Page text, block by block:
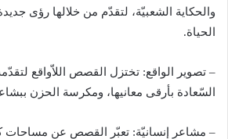
والحكاية الشعبيّة، لتقدّم من خلالها رؤى
الحياة.
– تصوير الواقع: تختزل القصص اللاّواقع
السّعادة بأرقى معانيها، ومكرسة الحزن
– مشاعر إنسانيّة: تعبّر القصص عن مساحات